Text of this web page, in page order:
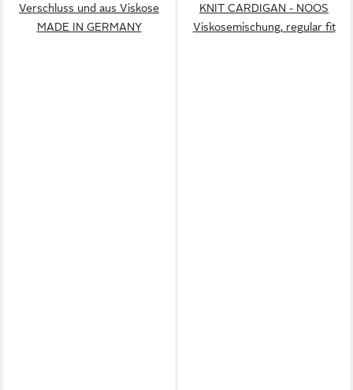
Verschluss und aus Viskose
MADE IN GERMANY
KNIT CARDIGAN - NOOS
Viskosemischung, regular fit